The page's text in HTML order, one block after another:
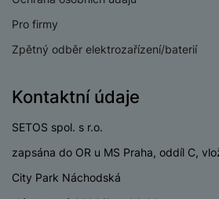
Pro firmy
Zpětný odběr elektrozařízení/baterií
Kontaktní údaje
SETOS spol. s r.o.
zapsána do OR u MS Praha, oddíl C,
City Park Náchodská